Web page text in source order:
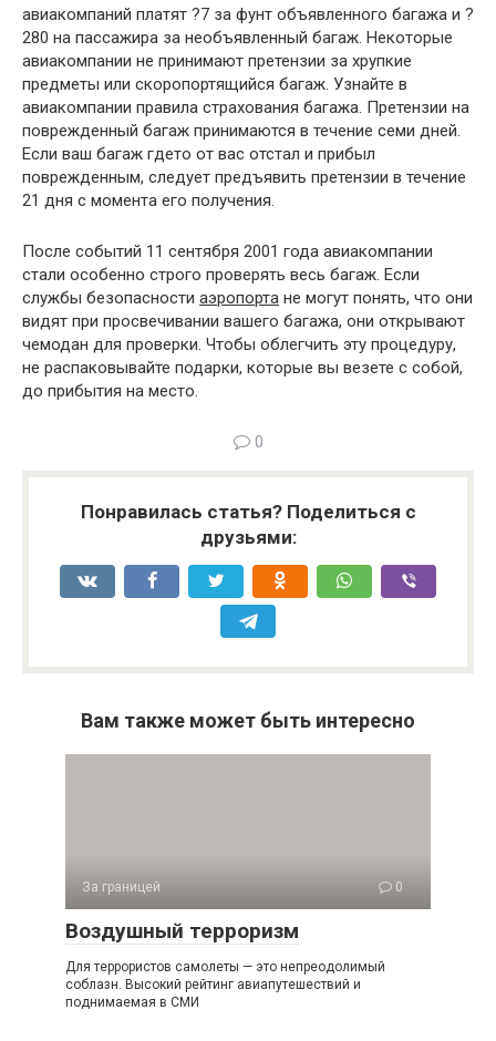
авиакомпаний платят ?7 за фунт объявленного багажа и ?
280 на пассажира за необъявленный багаж. Некоторые
авиакомпании не принимают претензии за хрупкие
предметы или скоропортящийся багаж. Узнайте в
авиакомпании правила страхования багажа. Претензии на
поврежденный багаж принимаются в течение семи дней.
Если ваш багаж гдето от вас отстал и прибыл
поврежденным, следует предъявить претензии в течение
21 дня с момента его получения.
После событий 11 сентября 2001 года авиакомпании
стали особенно строго проверять весь багаж. Если
службы безопасности аэропорта не могут понять, что они
видят при просвечивании вашего багажа, они открывают
чемодан для проверки. Чтобы облегчить эту процедуру,
не распаковывайте подарки, которые вы везете с собой,
до прибытия на место.
0
Понравилась статья? Поделиться с
друзьями:
Вам также может быть интересно
За границей 0
Воздушный терроризм
Для террористов самолеты — это непреодолимый
соблазн. Высокий рейтинг авиапутешествий и
поднимаемая в СМИ